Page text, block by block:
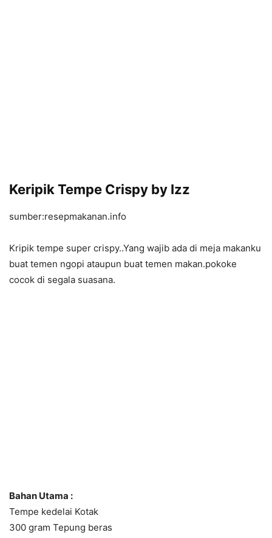
Keripik Tempe Crispy by Izz
sumber:resepmakanan.info
Kripik tempe super crispy..Yang wajib ada di meja makanku
buat temen ngopi ataupun buat temen makan.pokoke
cocok di segala suasana.
Bahan Utama :
Tempe kedelai Kotak
300 gram Tepung beras